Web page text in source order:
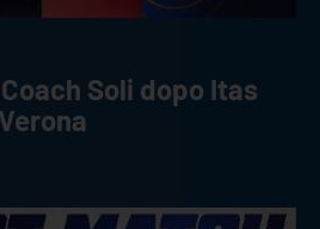
Soli dopo Itas